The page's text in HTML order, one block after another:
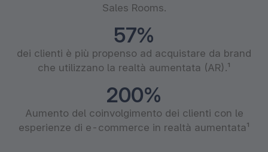
Sales Rooms.
57%
dei clienti è più propenso ad acquistare da brand
che utilizzano la realtà aumentata (AR).¹
200%
Aumento del coinvolgimento dei clienti con le
esperienze di e-commerce in realtà aumentata¹